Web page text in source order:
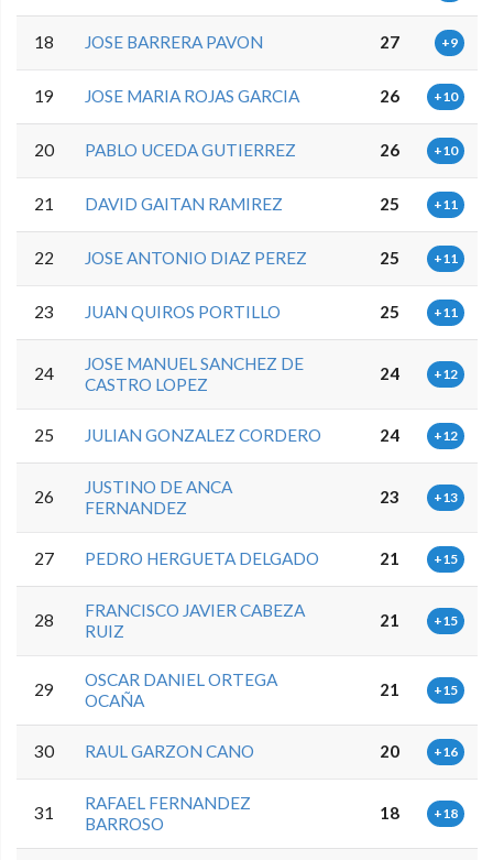
18 JOSE BARRERA PAVON 27 +9
19 JOSE MARIA ROJAS GARCIA 26 +10
20 PABLO UCEDA GUTIERREZ 26 +10
21 DAVID GAITAN RAMIREZ 25 +11
22 JOSE ANTONIO DIAZ PEREZ 25 +11
23 JUAN QUIROS PORTILLO 25 +11
24
JOSE MANUEL SANCHEZ DE
CASTRO LOPEZ
24 +12
25 JULIAN GONZALEZ CORDERO 24 +12
26
JUSTINO DE ANCA
FERNANDEZ
23 +13
27 PEDRO HERGUETA DELGADO 21 +15
28
FRANCISCO JAVIER CABEZA
RUIZ
21 +15
29
OSCAR DANIEL ORTEGA
OCAÑA
21 +15
30 RAUL GARZON CANO 20 +16
31
RAFAEL FERNANDEZ
BARROSO
18 +18